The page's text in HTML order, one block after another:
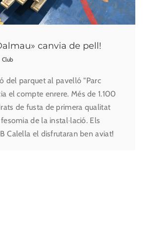
canvia de pell!
Club
del parquet al pavelló "Parc
el compte enrere. Més de 1.100
de fusta de primera qualitat
de la instal·lació. Els
Calella el disfrutaran ben aviat!